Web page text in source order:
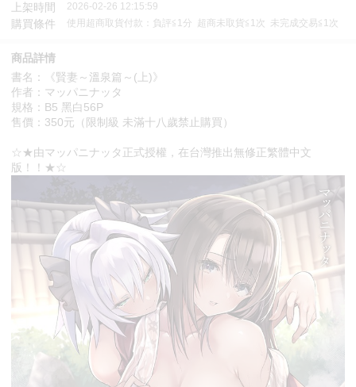
上架時間 2026-02-26 12:15:59
購買條件 使用超商取貨付款：負評≦1分 超商未取貨≦1次 未完成交易≦1次
商品詳情
書名：《賢妻～溫泉篇～(上)》
作者：マッパニナッタ
規格：B5 黑白56P
售價：350元（限制級 未滿十八歲禁止購買）
☆★由マッパニナッタ正式授權，在台灣推出無修正繁體中文
版！！★☆